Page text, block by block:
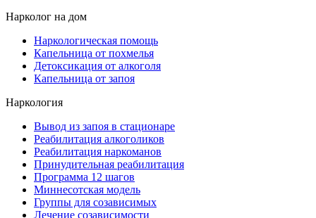
Нарколог на дом
Наркологическая помощь
Капельница от похмелья
Детоксикация от алкоголя
Капельница от запоя
Наркология
Вывод из запоя в стационаре
Реабилитация алкоголиков
Реабилитация наркоманов
Принудительная реабилитация
Программа 12 шагов
Миннесотская модель
Группы для созависимых
Лечение созависимости